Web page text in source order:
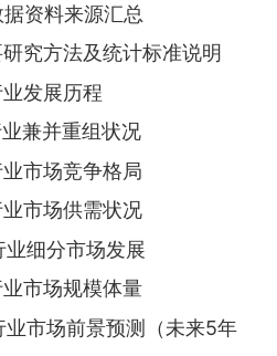
资料来源汇总
究方法及统计标准说明
发展历程
兼并重组状况
市场竞争格局
市场供需状况
细分市场发展
市场规模体量
市场前景预测（未来5年